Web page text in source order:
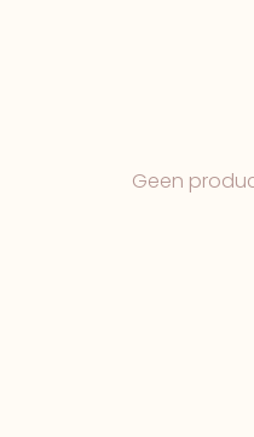
Geen